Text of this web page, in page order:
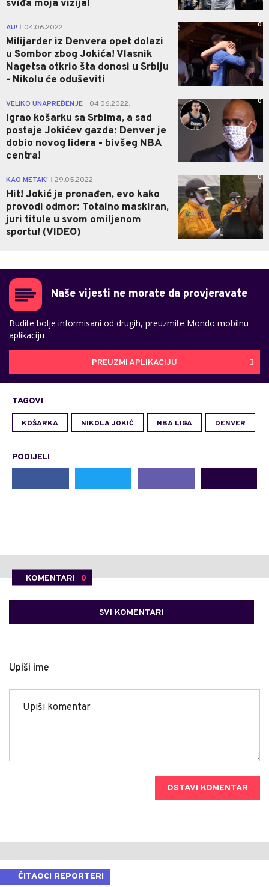
sviđa moja vizija!
AU! 04.06.2022.
Milijarder iz Denvera opet dolazi
u Sombor zbog Jokića! Vlasnik
Nagetsa otkrio šta donosi u Srbiju
- Nikolu će oduševiti
0
VELIKO UNAPREĐENJE 04.06.2022.
Igrao košarku sa Srbima, a sad
postaje Jokićev gazda: Denver je
dobio novog lidera - bivšeg NBA
centra!
0
KAO METAK! 29.05.2022.
Hit! Jokić je pronađen, evo kako
provodi odmor: Totalno maskiran,
juri titule u svom omiljenom
sportu! (VIDEO)
0
Naše vijesti ne morate da provjeravate
Budite bolje informisani od drugih, preuzmite Mondo mobilnu
aplikaciju
PREUZMI APLIKACIJU
TAGOVI
KOŠARKA NIKOLA JOKIĆ NBA LIGA DENVER
PODIJELI
KOMENTARI 0
SVI KOMENTARI
Upiši ime
OSTAVI KOMENTAR
ČITAOCI REPORTERI